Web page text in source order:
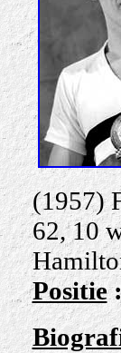
(1957)
62, 10
Positie